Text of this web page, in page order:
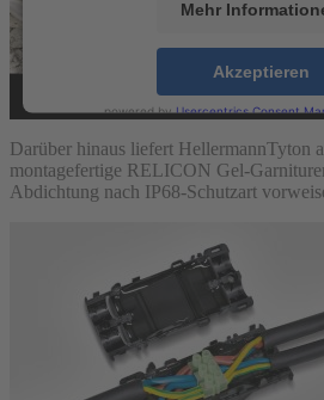
Mehr
Akzeptieren
powered byUsercentrics Consent
Darüber hinaus liefert HellermannTyton
montagefertige RELICON Gel-
Abdichtung nach IP68-Schutzart